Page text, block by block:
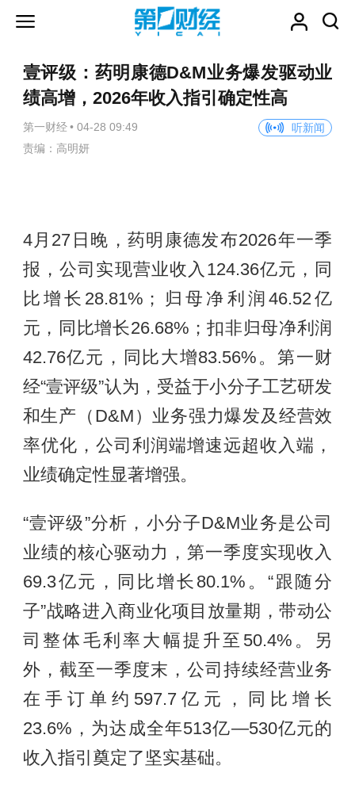
壹评级：药明康德D&M业务爆发驱动业
绩高增，2026年收入指引确定性高
第一财经 • 04-28 09:49
听新闻
责编：高明妍
4月27日晚，药明康德发布2026年一季
报，公司实现营业收入124.36亿元，同
比增长28.81%；归母净利润46.52亿
元，同比增长26.68%；扣非归母净利润
42.76亿元，同比大增83.56%。第一财
经“壹评级”认为，受益于小分子工艺研发
和生产（D&M）业务强力爆发及经营效
率优化，公司利润端增速远超收入端，
业绩确定性显著增强。
“壹评级”分析，小分子D&M业务是公司
业绩的核心驱动力，第一季度实现收入
69.3亿元，同比增长80.1%。“跟随分
子”战略进入商业化项目放量期，带动公
司整体毛利率大幅提升至50.4%。另
外，截至一季度末，公司持续经营业务
在手订单约597.7亿元，同比增长
23.6%，为达成全年513亿—530亿元的
收入指引奠定了坚实基础。